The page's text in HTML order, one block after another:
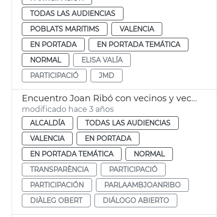
TODAS LAS AUDIENCIAS
POBLATS MARITIMS
VALENCIA
EN PORTADA
EN PORTADA TEMÁTICA
NORMAL
ELISA VALÍA
PARTICIPACIÓ
JMD
Encuentro Joan Ribó con vecinos y vecinas
modificado hace 3 años
ALCALDÍA
TODAS LAS AUDIENCIAS
VALENCIA
EN PORTADA
EN PORTADA TEMÁTICA
NORMAL
TRANSPARÈNCIA
PARTICIPACIÓ
PARTICIPACIÓN
PARLAAMBJOANRIBO
DIÀLEG OBERT
DIÁLOGO ABIERTO